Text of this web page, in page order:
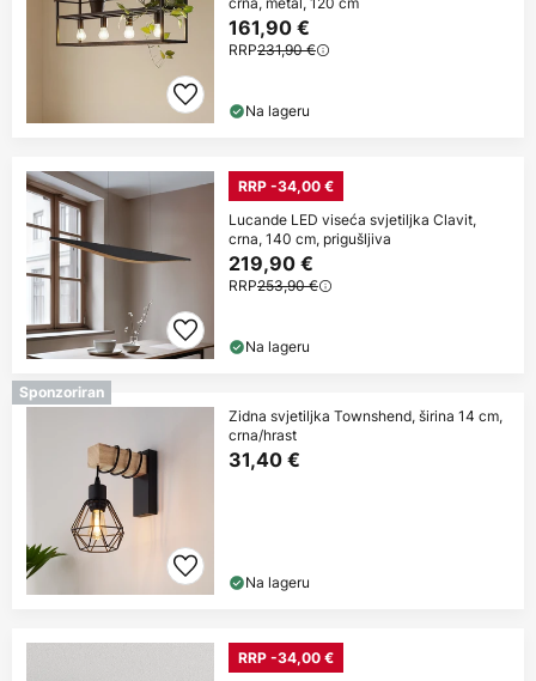
161,90 €
RRP231,90 €
Na lageru
RRP -34,00 €
Lucande LED viseća svjetiljka Clavit,
crna, 140 cm, prigušljiva
219,90 €
RRP253,90 €
Na lageru
Sponzoriran
Zidna svjetiljka Townshend, širina 14 cm,
crna/hrast
31,40 €
Na lageru
RRP -34,00 €